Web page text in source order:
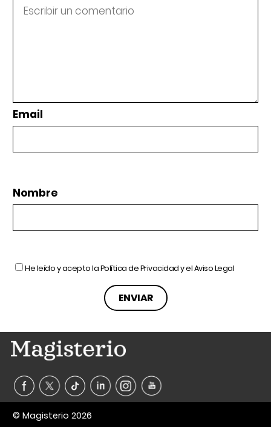
Email
Nombre
He leído y acepto laPolítica de Privacidady elAviso Legal
© Magisterio 2026